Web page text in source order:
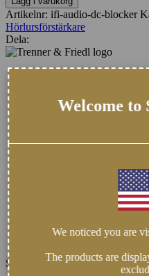
Artikelnr: ifi-audio-dc-blocker
Hörlursförstärkare
Dela:
Studiokoncept erbjuder 2 rum
Welcome to
We noticed you are
The products are